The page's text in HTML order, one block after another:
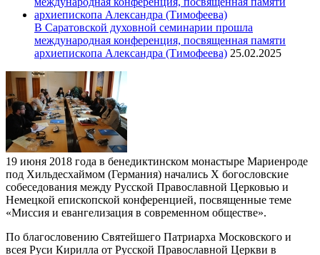
В Саратовской духовной семинарии прошла
международная конференция, посвященная памяти
архиепископа Александра (Тимофеева) 25.02.2025
19 июня 2018 года в бенедиктинском монастыре Мариенроде
под Хильдесхаймом (Германия) начались Х богословские
собеседования между Русской Православной Церковью и
Немецкой епископской конференцией, посвященные теме
«Миссия и евангелизация в современном обществе».
По благословению Святейшего Патриарха Московского и
всея Руси Кирилла от Русской Православной Церкви в